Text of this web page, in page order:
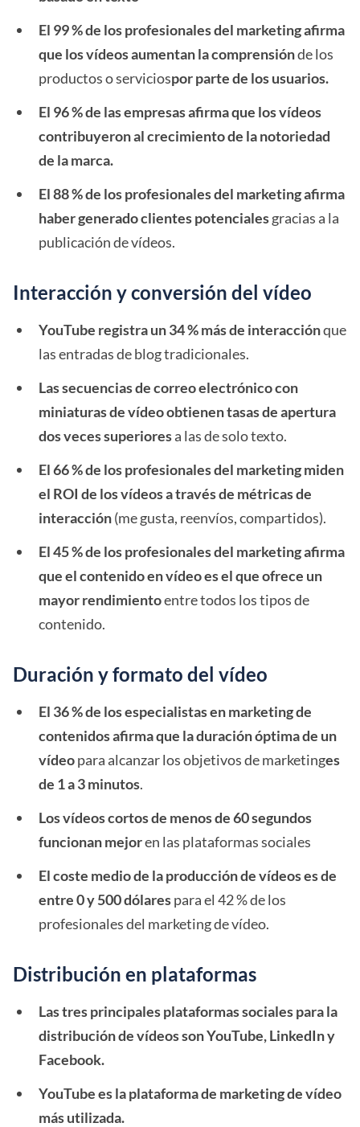
El 99 % de los profesionales del marketing afirma
que los vídeos aumentan la comprensiónde los
productos o serviciospor parte de los usuarios.
El 96 % de las empresas afirma que los vídeos
contribuyeron al crecimiento de la notoriedad
de la marca.
El 88 % de los profesionales del marketing afirma
haber generado clientes potencialesgracias a la
publicación de vídeos.
Interacción y conversión del vídeo
YouTube registra un 34 % más de interacciónque
las entradas de blog tradicionales.
Las secuencias de correo electrónico con
miniaturas de vídeo obtienen tasas de apertura
dos veces superioresa las de solo texto.
El 66 % de los profesionales del marketing miden
el ROI de los vídeos a través de métricas de
interacción(me gusta, reenvíos, compartidos).
El 45 % de los profesionales del marketing afirma
que el contenido en vídeo es el que ofrece un
mayor rendimientoentre todos los tipos de
contenido.
Duración y formato del vídeo
El 36 % de los especialistas en marketing de
contenidos afirma que la duración óptima de un
vídeopara alcanzar los objetivos de marketinges
de 1 a 3 minutos.
Los vídeos cortos de menos de 60 segundos
funcionan mejoren las plataformas sociales
El coste medio de la producción de vídeos es de
entre 0 y 500 dólarespara el 42 % de los
profesionales del marketing de vídeo.
Distribución en plataformas
Las tres principales plataformas sociales para la
distribución de vídeos son YouTube, LinkedIn y
Facebook.
YouTube es la plataforma de marketing de vídeo
más utilizada.